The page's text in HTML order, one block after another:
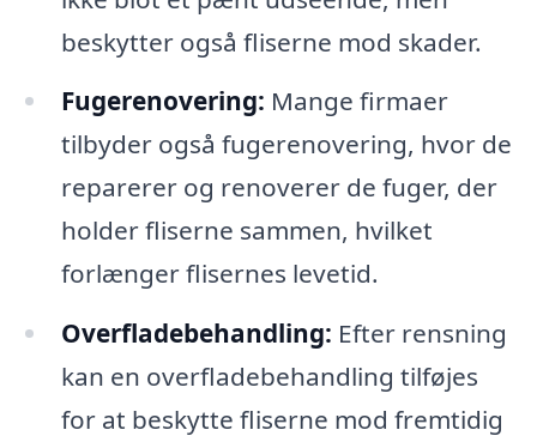
beskytter også fliserne mod skader.
Fugerenovering: Mange firmaer
tilbyder også fugerenovering, hvor de
reparerer og renoverer de fuger, der
holder fliserne sammen, hvilket
forlænger flisernes levetid.
Overfladebehandling: Efter rensning
kan en overfladebehandling tilføjes
for at beskytte fliserne mod fremtidig